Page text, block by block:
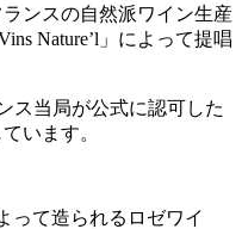
ンスの自然派ワイン生産
Nature’l」によって提唱
ス当局が公式に認可した
います。
って造られるロゼワイ